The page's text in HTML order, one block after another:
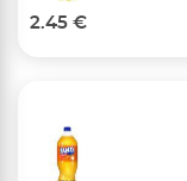
2.45 €